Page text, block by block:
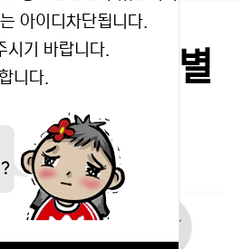
는 아이디차단됩니다.
시기 바랍니다.
니다. 월 09일 별
운세